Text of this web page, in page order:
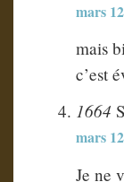
mars
mais
c’est
1664
mars
Je ne